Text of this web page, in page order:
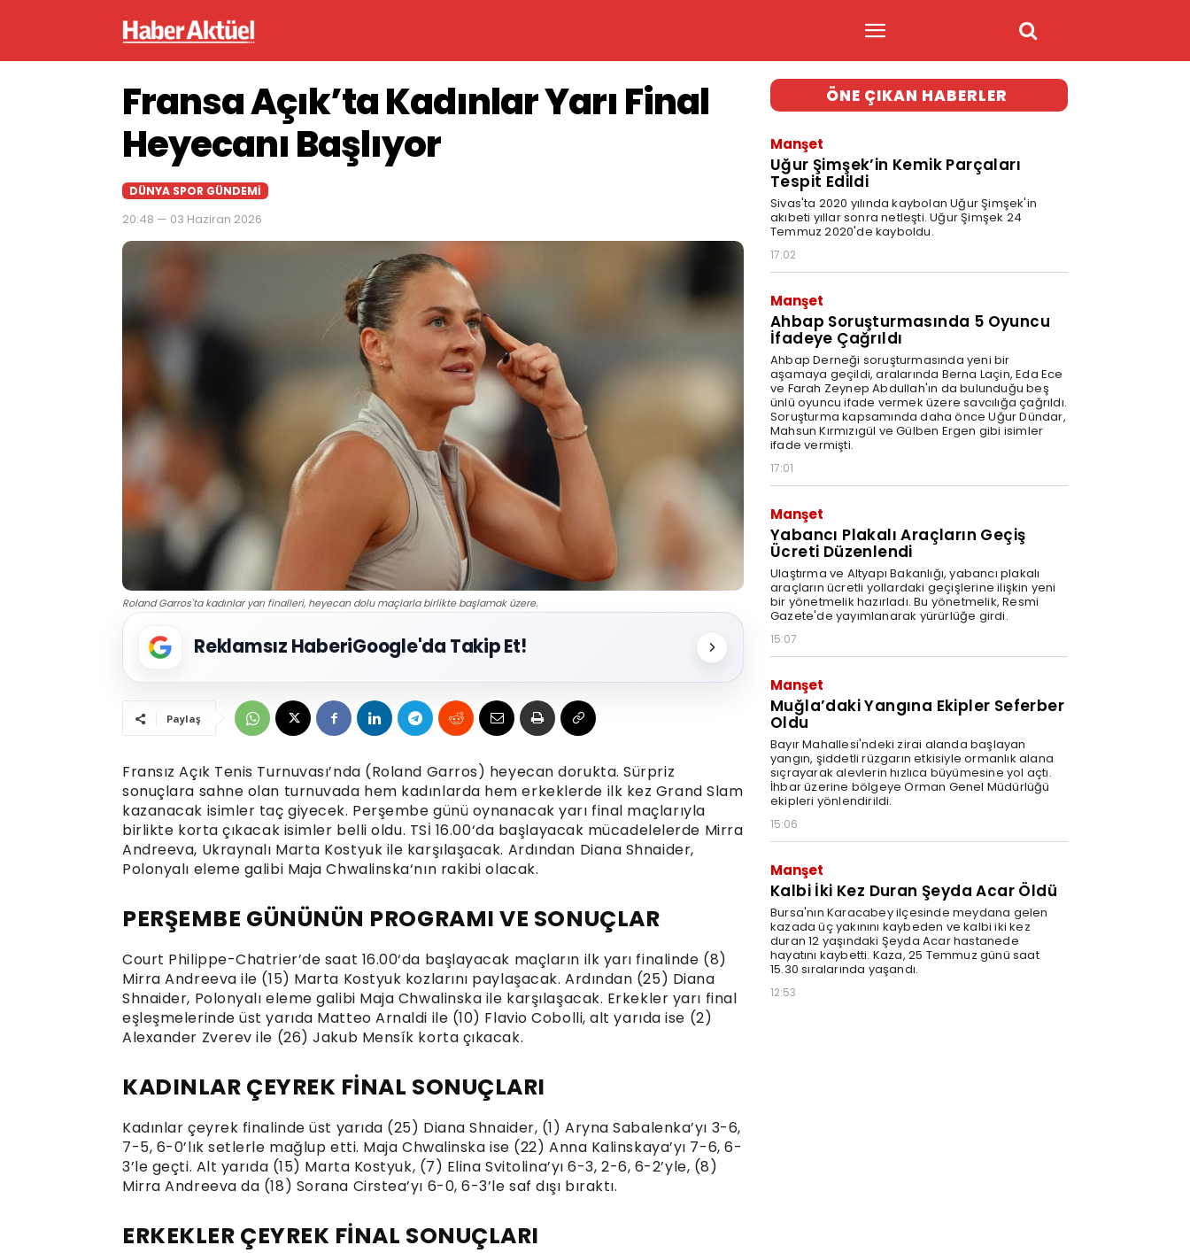
Fransa Açık’ta Kadınlar Yarı Final
Heyecanı Başlıyor
DÜNYA SPOR GÜNDEMI
20:48 — 03 Haziran 2026
Roland Garros'ta kadınlar yarı finalleri, heyecan dolu maçlarla birlikte başlamak üzere.
Reklamsız HaberiGoogle'da Takip Et!
Paylaş
Fransız Açık Tenis Turnuvası’nda (Roland Garros) heyecan dorukta. Sürpriz
sonuçlara sahne olan turnuvada hem kadınlarda hem erkeklerde ilk kez Grand Slam
kazanacak isimler taç giyecek. Perşembe günü oynanacak yarı final maçlarıyla
birlikte korta çıkacak isimler belli oldu. TSİ 16.00‘da başlayacak mücadelelerde Mirra
Andreeva, Ukraynalı Marta Kostyuk ile karşılaşacak. Ardından Diana Shnaider,
Polonyalı eleme galibi Maja Chwalinska‘nın rakibi olacak.
PERŞEMBE GÜNÜNÜN PROGRAMI VE SONUÇLAR
Court Philippe-Chatrier’de saat 16.00‘da başlayacak maçların ilk yarı finalinde (8)
Mirra Andreeva ile (15) Marta Kostyuk kozlarını paylaşacak. Ardından (25) Diana
Shnaider, Polonyalı eleme galibi Maja Chwalinska ile karşılaşacak. Erkekler yarı final
eşleşmelerinde üst yarıda Matteo Arnaldi ile (10) Flavio Cobolli, alt yarıda ise (2)
Alexander Zverev ile (26) Jakub Mensík korta çıkacak.
KADINLAR ÇEYREK FİNAL SONUÇLARI
Kadınlar çeyrek finalinde üst yarıda (25) Diana Shnaider, (1) Aryna Sabalenka’yı 3-6,
7-5, 6-0’lık setlerle mağlup etti. Maja Chwalinska ise (22) Anna Kalinskaya’yı 7-6, 6-
3’le geçti. Alt yarıda (15) Marta Kostyuk, (7) Elina Svitolina’yı 6-3, 2-6, 6-2’yle, (8)
Mirra Andreeva da (18) Sorana Cirstea’yı 6-0, 6-3’le saf dışı bıraktı.
ERKEKLER ÇEYREK FİNAL SONUÇLARI
ÖNE ÇIKAN HABERLER
Manşet
Uğur Şimşek’in Kemik Parçaları
Tespit Edildi
Sivas'ta 2020 yılında kaybolan Uğur Şimşek'in
akıbeti yıllar sonra netleşti. Uğur Şimşek 24
Temmuz 2020'de kayboldu.
17:02
Manşet
Ahbap Soruşturmasında 5 Oyuncu
İfadeye Çağrıldı
Ahbap Derneği soruşturmasında yeni bir
aşamaya geçildi, aralarında Berna Laçin, Eda Ece
ve Farah Zeynep Abdullah'ın da bulunduğu beş
ünlü oyuncu ifade vermek üzere savcılığa çağrıldı.
Soruşturma kapsamında daha önce Uğur Dündar,
Mahsun Kırmızıgül ve Gülben Ergen gibi isimler
ifade vermişti.
17:01
Manşet
Yabancı Plakalı Araçların Geçiş
Ücreti Düzenlendi
Ulaştırma ve Altyapı Bakanlığı, yabancı plakalı
araçların ücretli yollardaki geçişlerine ilişkin yeni
bir yönetmelik hazırladı. Bu yönetmelik, Resmi
Gazete'de yayımlanarak yürürlüğe girdi.
15:07
Manşet
Muğla’daki Yangına Ekipler Seferber
Oldu
Bayır Mahallesi'ndeki zirai alanda başlayan
yangın, şiddetli rüzgarın etkisiyle ormanlık alana
sıçrayarak alevlerin hızlıca büyümesine yol açtı.
İhbar üzerine bölgeye Orman Genel Müdürlüğü
ekipleri yönlendirildi.
15:06
Manşet
Kalbi İki Kez Duran Şeyda Acar Öldü
Bursa'nın Karacabey ilçesinde meydana gelen
kazada üç yakınını kaybeden ve kalbi iki kez
duran 12 yaşındaki Şeyda Acar hastanede
hayatını kaybetti. Kaza, 25 Temmuz günü saat
15.30 sıralarında yaşandı.
12:53